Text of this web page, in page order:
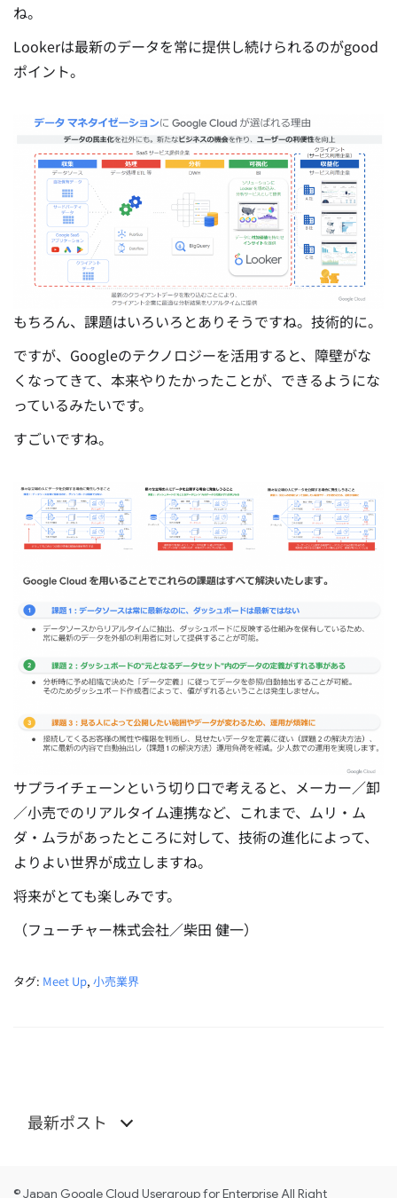
ね。
Lookerは最新のデータを常に提供し続けられるのがgood
ポイント。
もちろん、課題はいろいろとありそうですね。技術的に。
ですが、Googleのテクノロジーを活用すると、障壁がな
くなってきて、本来やりたかったことが、できるようにな
っているみたいです。
すごいですね。
サプライチェーンという切り口で考えると、メーカー／卸
／小売でのリアルタイム連携など、これまで、ムリ・ム
ダ・ムラがあったところに対して、技術の進化によって、
よりよい世界が成立しますね。
将来がとても楽しみです。
（フューチャー株式会社／柴田 健一）
タグ: Meet Up, 小売業界
最新ポスト
© Japan Google Cloud Usergroup for Enterprise All Right